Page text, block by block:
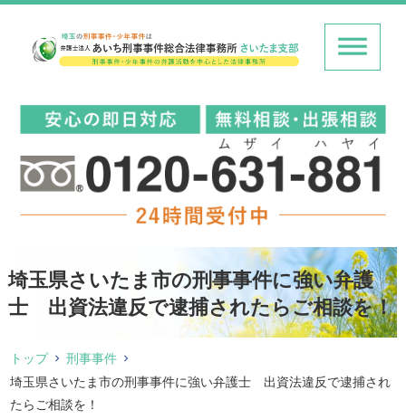
埼玉県さいたま市の刑事事件に強い弁護
士 出資法違反で逮捕されたらご相談を！
トップ
刑事事件
埼玉県さいたま市の刑事事件に強い弁護士 出資法違反で逮捕され
たらご相談を！